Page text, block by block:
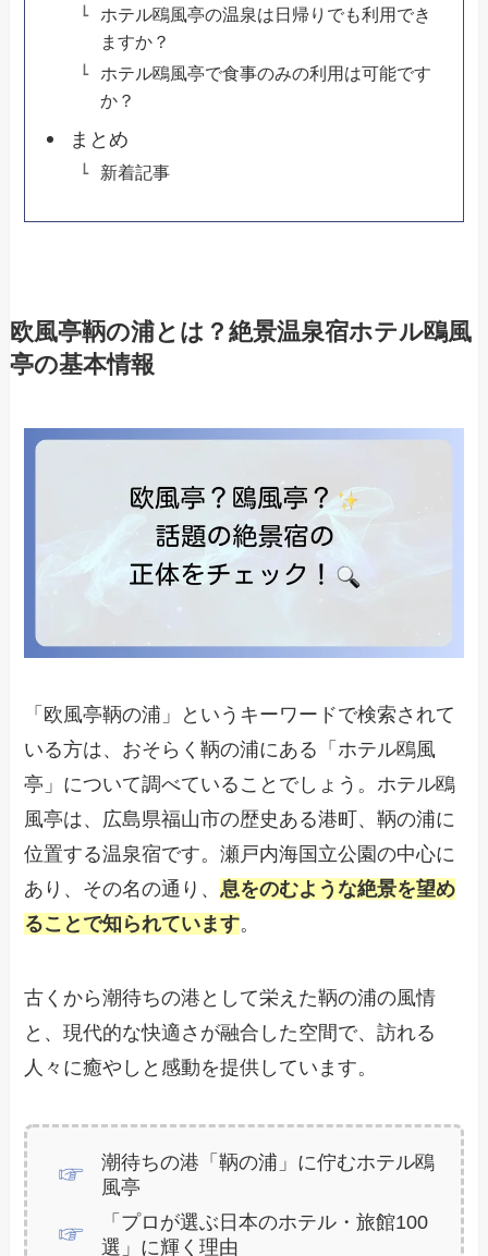
ホテル鴎風亭の温泉は日帰りでも利用でき
ますか？
ホテル鴎風亭で食事のみの利用は可能です
か？
まとめ
新着記事
欧風亭鞆の浦とは？絶景温泉宿ホテル鴎風
亭の基本情報
「欧風亭鞆の浦」というキーワードで検索されて
いる方は、おそらく鞆の浦にある「ホテル鴎風
亭」について調べていることでしょう。ホテル鴎
風亭は、広島県福山市の歴史ある港町、鞆の浦に
位置する温泉宿です。瀬戸内海国立公園の中心に
あり、その名の通り、息をのむような絶景を望め
ることで知られています。
古くから潮待ちの港として栄えた鞆の浦の風情
と、現代的な快適さが融合した空間で、訪れる
人々に癒やしと感動を提供しています。
潮待ちの港「鞆の浦」に佇むホテル鴎
風亭
「プロが選ぶ日本のホテル・旅館100
選」に輝く理由